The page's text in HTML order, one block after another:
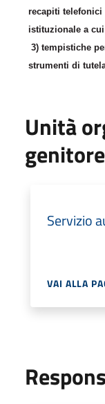
recapiti telefonici
istituzionale a cui
3)tempistiche
strumenti di
Unità
genitore
Servizio
VAI ALLA